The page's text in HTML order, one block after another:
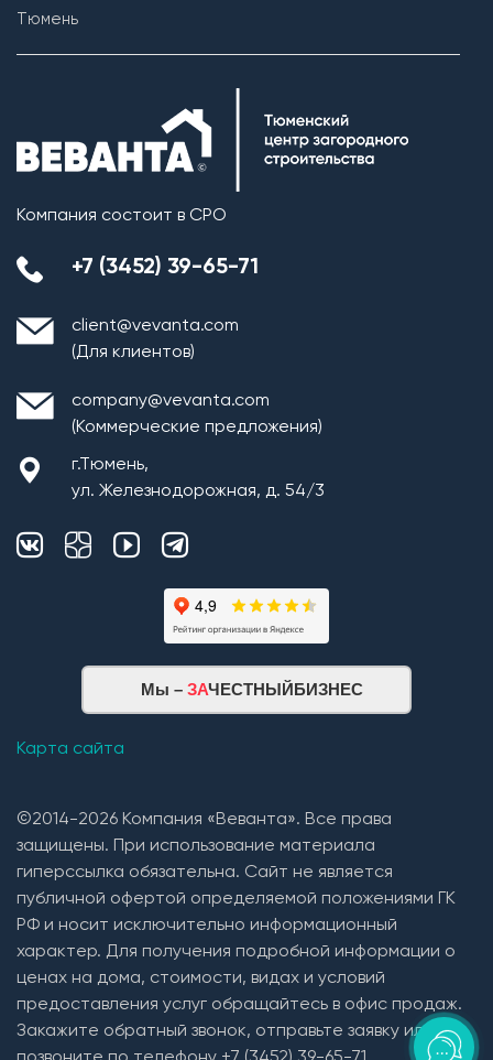
Тюмень
Компания состоит в СРО
+7 (3452) 39-65-71
client@vevanta.com
(Для клиентов)
company@vevanta.com
(Коммерческие предложения)
г.Тюмень,
ул. Железнодорожная, д. 54/3
Мы – ЗАЧЕСТНЫЙБИЗНЕС
Карта сайта
©2014-2026 Компания «Веванта». Все права
защищены. При использование материала
гиперссылка обязательна. Сайт не является
публичной офертой определяемой положениями ГК
РФ и носит исключительно информационный
характер. Для получения подробной информации о
ценах на дома, стоимости, видах и условий
предоставления услуг обращайтесь в офис продаж.
Закажите обратный звонок, отправьте заявку или